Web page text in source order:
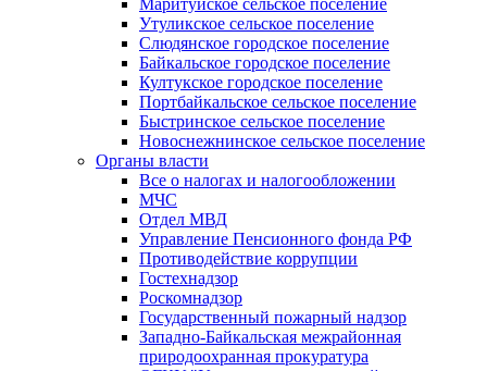
Маритуйское сельское поселение
Утуликское сельское поселение
Слюдянское городское поселение
Байкальское городское поселение
Култукское городское поселение
Портбайкальское сельское поселение
Быстринское сельское поселение
Новоснежнинское сельское поселение
Органы власти
Все о налогах и налогообложении
МЧС
Отдел МВД
Управление Пенсионного фонда РФ
Противодействие коррупции
Гостехнадзор
Роскомнадзор
Государственный пожарный надзор
Западно-Байкальская межрайонная
природоохранная прокуратура